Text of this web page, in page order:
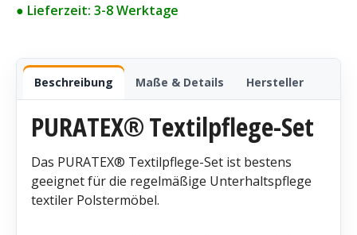
● Lieferzeit: 3-8 Werktage
Beschreibung Maße & Details Hersteller
PURATEX® Textilpflege-Set
Das PURATEX® Textilpflege-Set ist bestens
geeignet für die regelmäßige Unterhaltspflege
textiler Polstermöbel.